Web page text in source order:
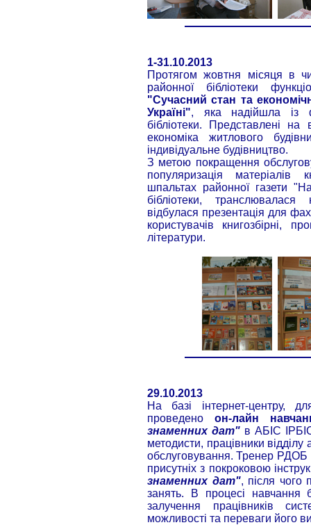
1-31.10.2013
Протягом жовтня місяця в
районної бібліотеки
"Сучасний стан та
Україні", яка надійшла із
бібліотеки. Представлені на
економіка житлового
індивідуальне будівництво.
З метою покращення
популяризація матеріалів
шпальтах районної газети
бібліотеки,
відбулася презентація для
користувачів книгозбірні,
літератури.
29.10.2013
Hа базі інтернет-центру,
проведено он-лайн
знаменних дат" в АБІС
методисти, працівники відділу
обслуговування. Тренер РДОБ
присутніх з покроковою
знаменних дат", після чого
занять. В процесі навчання
залучення працівників
можливості та переваги його